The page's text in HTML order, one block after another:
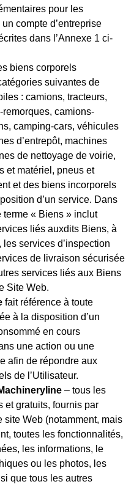
pour les
compte d’entreprise
dans l’Annexe 1 ci-
biens corporels
suivantes de
: camions, tracteurs,
remorques, camions-
camping-cars, véhicules
d’entrepôt, machines
de nettoyage de voirie,
et matériel, pneus et
et des biens incorporels
d’un service. Dans
terme « Biens » inclut
liés auxdits Biens, à
services d’inspection
de livraison sécurisée
services liés aux Biens
Site Web.
fait référence à toute
à la disposition d’un
en cours
une action ou une
afin de répondre aux
de l’Utilisateur.
– tous les
et gratuits, fournis par
site Web (notamment, mais
toutes les fonctionnalités,
les informations, le
ou les photos, les
que tous les autres